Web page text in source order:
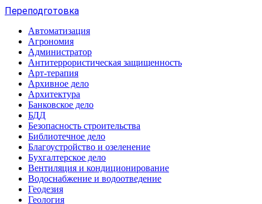
Переподготовка
Автоматизация
Агрономия
Администратор
Антитеррористическая защищенность
Арт-терапия
Архивное дело
Архитектура
Банковское дело
БДД
Безопасность строительства
Библиотечное дело
Благоустройство и озеленение
Бухгалтерское дело
Вентиляция и кондиционирование
Водоснабжение и водоотведение
Геодезия
Геология